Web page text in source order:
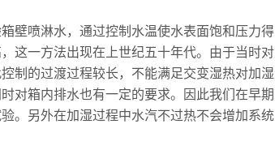
喷淋水，通过控制水温使水表面饱和压力
这一方法出现在上世纪五十年代。由于当时
制的过渡过程较长，不能满足交变湿热对加
对箱内排水也有一定的要求。因此我们在早
。另外在加湿过程中水汽不过热不会增加系